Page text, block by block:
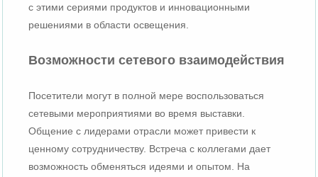
с этими сериями продуктов и инновационными
решениями в области освещения.
Возможности сетевого взаимодействия
Посетители могут в полной мере воспользоваться
сетевыми мероприятиями во время выставки.
Общение с лидерами отрасли может привести к
ценному сотрудничеству. Встреча с коллегами дает
возможность обменяться идеями и опытом. На